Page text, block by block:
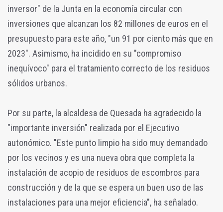
inversor" de la Junta en la economía circular con
inversiones que alcanzan los 82 millones de euros en el
presupuesto para este año, "un 91 por ciento más que en
2023". Asimismo, ha incidido en su "compromiso
inequívoco" para el tratamiento correcto de los residuos
sólidos urbanos.
Por su parte, la alcaldesa de Quesada ha agradecido la
"importante inversión" realizada por el Ejecutivo
autonómico. "Este punto limpio ha sido muy demandado
por los vecinos y es una nueva obra que completa la
instalación de acopio de residuos de escombros para
construcción y de la que se espera un buen uso de las
instalaciones para una mejor eficiencia", ha señalado.